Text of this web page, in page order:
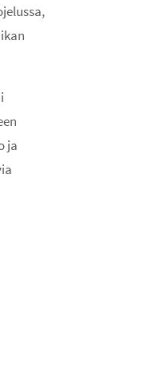
ja